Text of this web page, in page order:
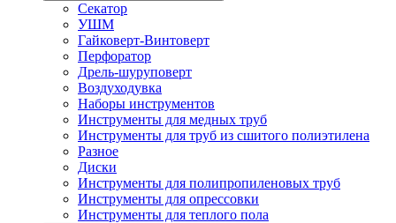
Секатор
УШМ
Гайковерт-Винтоверт
Перфоратор
Дрель-шуруповерт
Воздуходувка
Наборы инструментов
Инструменты для медных труб
Инструменты для труб из сшитого полиэтилена
Разное
Диски
Инструменты для полипропиленовых труб
Инструменты для опрессовки
Инструменты для теплого пола